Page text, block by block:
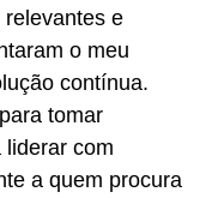
e
o meu
contínua.
tomar
liderar com
a quem procura